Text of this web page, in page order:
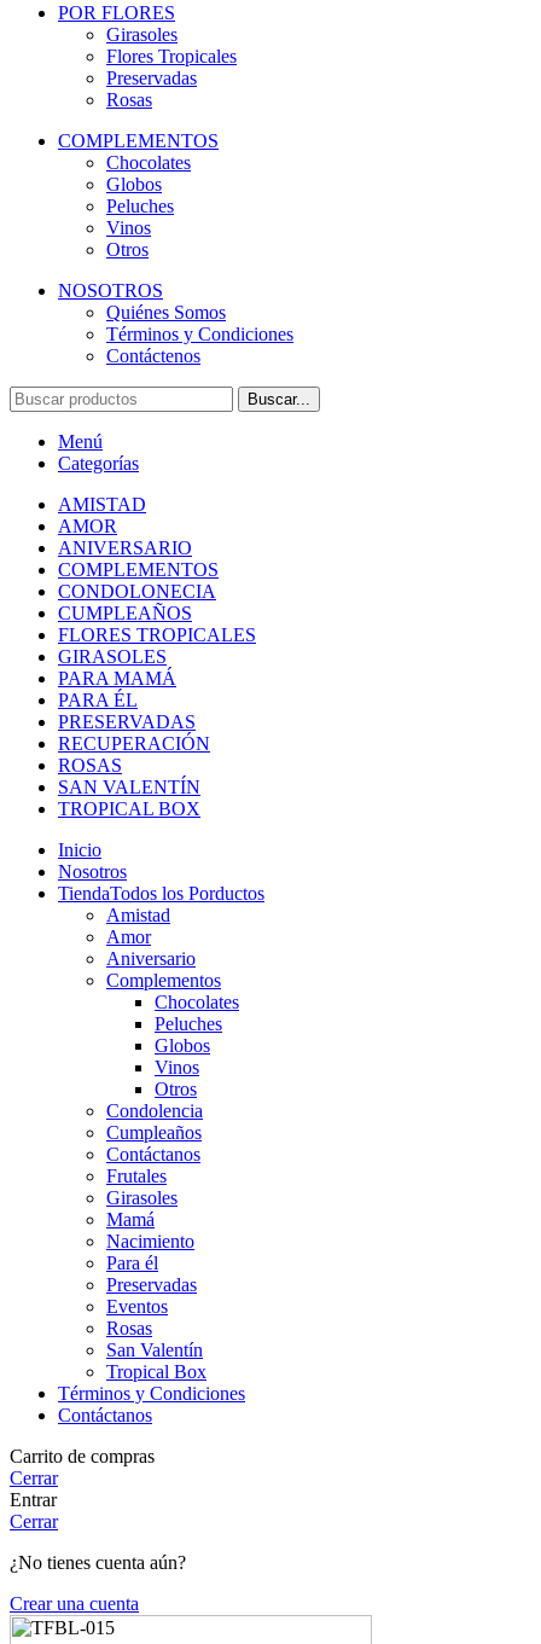
POR FLORES
Girasoles
Flores Tropicales
Preservadas
Rosas
COMPLEMENTOS
Chocolates
Globos
Peluches
Vinos
Otros
NOSOTROS
Quiénes Somos
Términos y Condiciones
Contáctenos
Buscar...
Menú
Categorías
AMISTAD
AMOR
ANIVERSARIO
COMPLEMENTOS
CONDOLONECIA
CUMPLEAÑOS
FLORES TROPICALES
GIRASOLES
PARA MAMÁ
PARA ÉL
PRESERVADAS
RECUPERACIÓN
ROSAS
SAN VALENTÍN
TROPICAL BOX
Inicio
Nosotros
TiendaTodos los Porductos
Amistad
Amor
Aniversario
Complementos
Chocolates
Peluches
Globos
Vinos
Otros
Condolencia
Cumpleaños
Contáctanos
Frutales
Girasoles
Mamá
Nacimiento
Para él
Preservadas
Eventos
Rosas
San Valentín
Tropical Box
Términos y Condiciones
Contáctanos
Carrito de compras
Cerrar
Entrar
Cerrar
¿No tienes cuenta aún?
Crear una cuenta